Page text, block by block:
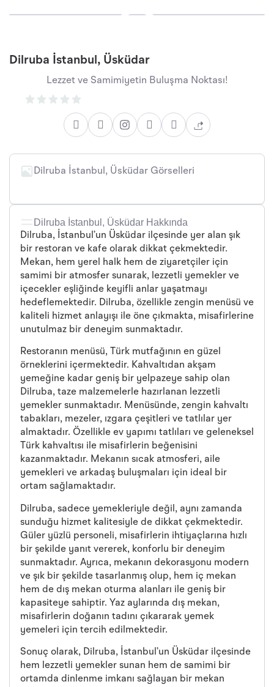
Dilruba İstanbul, Üsküdar
Lezzet ve Samimiyetin Buluşma Noktası!
Dilruba İstanbul, Üsküdar Görselleri
Dilruba İstanbul, Üsküdar Hakkında
Dilruba, İstanbul’un Üsküdar ilçesinde yer alan şık
bir restoran ve kafe olarak dikkat çekmektedir.
Mekan, hem yerel halk hem de ziyaretçiler için
samimi bir atmosfer sunarak, lezzetli yemekler ve
içecekler eşliğinde keyifli anlar yaşatmayı
hedeflemektedir. Dilruba, özellikle zengin menüsü ve
kaliteli hizmet anlayışı ile öne çıkmakta, misafirlerine
unutulmaz bir deneyim sunmaktadır.
Restoranın menüsü, Türk mutfağının en güzel
örneklerini içermektedir. Kahvaltıdan akşam
yemeğine kadar geniş bir yelpazeye sahip olan
Dilruba, taze malzemelerle hazırlanan lezzetli
yemekler sunmaktadır. Menüsünde, zengin kahvaltı
tabakları, mezeler, ızgara çeşitleri ve tatlılar yer
almaktadır. Özellikle ev yapımı tatlıları ve geleneksel
Türk kahvaltısı ile misafirlerin beğenisini
kazanmaktadır. Mekanın sıcak atmosferi, aile
yemekleri ve arkadaş buluşmaları için ideal bir
ortam sağlamaktadır.
Dilruba, sadece yemekleriyle değil, aynı zamanda
sunduğu hizmet kalitesiyle de dikkat çekmektedir.
Güler yüzlü personeli, misafirlerin ihtiyaçlarına hızlı
bir şekilde yanıt vererek, konforlu bir deneyim
sunmaktadır. Ayrıca, mekanın dekorasyonu modern
ve şık bir şekilde tasarlanmış olup, hem iç mekan
hem de dış mekan oturma alanları ile geniş bir
kapasiteye sahiptir. Yaz aylarında dış mekan,
misafirlerin doğanın tadını çıkararak yemek
yemeleri için tercih edilmektedir.
Sonuç olarak, Dilruba, İstanbul’un Üsküdar ilçesinde
hem lezzetli yemekler sunan hem de samimi bir
ortamda dinlenme imkanı sağlayan bir mekan